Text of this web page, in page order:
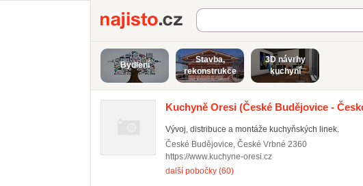
Najisto.cz
Bydlení
Stavba,
rekonstrukce
3D návrhy
kuchyní
Kuchyně Oresi (České Budějovice -
Vývoj, distribuce a montáže kuchyňských linek.
České Budějovice, České Vrbné 2360
https://www.kuchyne-oresi.cz
další pobočky (60)